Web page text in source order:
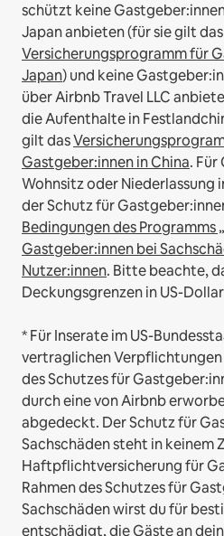
schützt keine
Japan anbieten (für sie gilt das
Versicherungsprogramm für
Japan) und keine
über Airbnb Travel LLC
die Aufenthalte in
gilt das
Gastgeber:innen in China. Für
Wohnsitz oder Niederlassung
der Schutz für
Bedingungen des Programms
Gastgeber:innen bei
Nutzer:innen. Bitte beachte,
Deckungsgrenzen in US-
* Für Inserate im US-
vertraglichen Verpflichtungen
des Schutzes für
durch eine von Airbnb
abgedeckt. Der Schutz für
Sachschäden steht in keinem
Haftpflichtversicherung für
Rahmen des Schutzes für
Sachschäden wirst du für
entschädigt, die Gäste an